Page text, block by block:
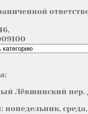
Лёвшинский пер.